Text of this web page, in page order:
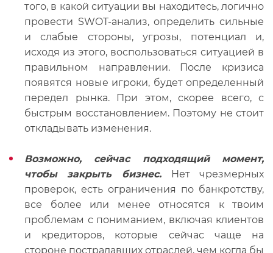
того, в какой ситуации вы находитесь, логично
провести SWOT-анализ, определить сильные
и слабые стороны, угрозы, потенциал и,
исходя из этого, воспользоваться ситуацией в
правильном направлении. После кризиса
появятся новые игроки, будет определенный
передел рынка. При этом, скорее всего, с
быстрым восстановлением. Поэтому не стоит
откладывать изменения.
Возможно, сейчас подходящий момент,
чтобы закрыть бизнес.
Нет чрезмерных
проверок, есть ограничения по банкротству,
все более или менее относятся к твоим
проблемам с пониманием, включая клиентов
и кредиторов, которые сейчас чаще на
стороне пострадавших отраслей, чем когда бы